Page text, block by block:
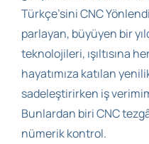
Türkçe’sini CNC
parlayan, büyüyen bir
teknolojileri, ışıltısına
hayatımıza katılan
sadeleştirirken iş
Bunlardan biri CNC
nümerik kontrol.